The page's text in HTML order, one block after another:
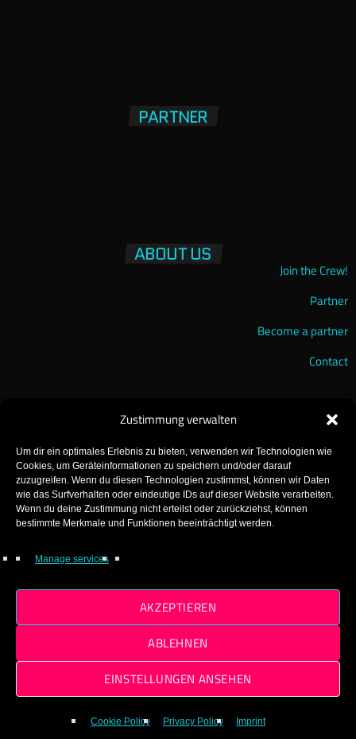
Zustimmung verwalten
Um dir ein optimales Erlebnis zu bieten, verwenden wir Technologien wie
Cookies, um Geräteinformationen zu speichern und/oder darauf
zuzugreifen. Wenn du diesen Technologien zustimmst, können wir Daten
wie das Surfverhalten oder eindeutige IDs auf dieser Website verarbeiten.
Wenn du deine Zustimmung nicht erteilst oder zurückziehst, können
bestimmte Merkmale und Funktionen beeinträchtigt werden.
Manage services
AKZEPTIEREN
ABLEHNEN
EINSTELLUNGEN ANSEHEN
Cookie Policy Privacy Policy Imprint
PARTNER
ABOUT US
Join the Crew!
Partner
Become a partner
Contact
GearFM – The Gearhead Radio!